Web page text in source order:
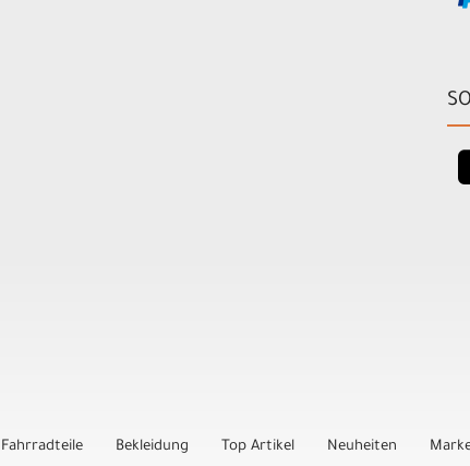
Fahrradteile Bekleidung Top Artikel Neuheiten